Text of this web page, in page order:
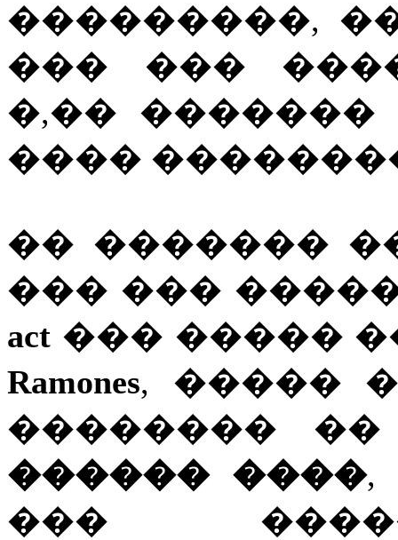
���������,
��� ���
�,��
����
�� �������
��� ���
act ��� �����
Ramones, �����
��������
������ ����,
���